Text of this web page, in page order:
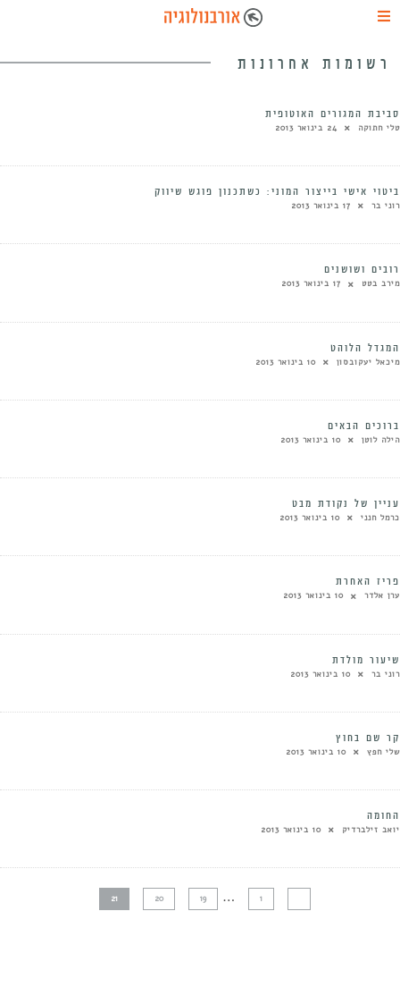
רשומות אחרונות
סביבת המגורים האוטופית
טלי חתוקה 24 בינואר 2013
ביטוי אישי בייצור המוני: כשתכנון פוגש שיווק
רוני בר 17 בינואר 2013
רובים ושושנים
מירב בטט 17 בינואר 2013
המגדל הלוהט
מיכאל יעקובסון 10 בינואר 2013
ברוכים הבאים
הילה לוטן 10 בינואר 2013
עניין של נקודת מבט
כרמל חנני 10 בינואר 2013
פריז האחרת
ערן אלדר 10 בינואר 2013
שיעור מולדת
רוני בר 10 בינואר 2013
קר שם בחוץ
שלי חפץ 10 בינואר 2013
החומה
יואב זילברדיק 10 בינואר 2013
1
…
19
20
21